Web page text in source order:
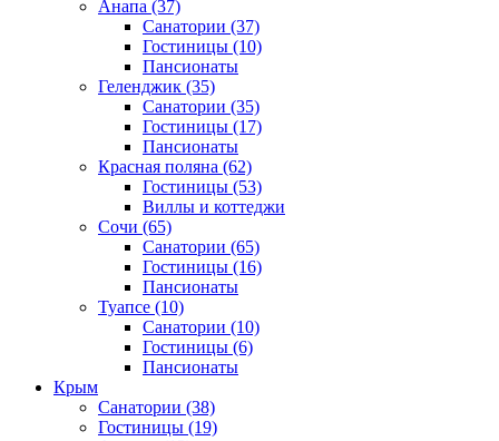
Анапа (37)
Санатории (37)
Гостиницы (10)
Пансионаты
Геленджик (35)
Санатории (35)
Гостиницы (17)
Пансионаты
Красная поляна (62)
Гостиницы (53)
Виллы и коттеджи
Сочи (65)
Санатории (65)
Гостиницы (16)
Пансионаты
Туапсе (10)
Санатории (10)
Гостиницы (6)
Пансионаты
Крым
Санатории (38)
Гостиницы (19)